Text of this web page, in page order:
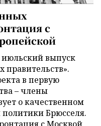
с
июльский выпуск
правительств».
в первую
– члены
о качественном
Брюсселя.